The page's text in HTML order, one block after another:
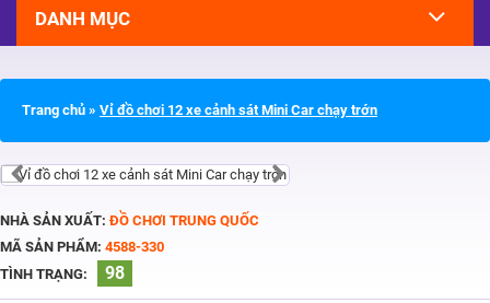
DANH MỤC
Trang chủ » Vỉ đồ chơi 12 xe cảnh sát Mini Car chạy trớn
NHÀ SẢN XUẤT: ĐỒ CHƠI TRUNG QUỐC
MÃ SẢN PHẨM: 4588-330
TÌNH TRẠNG:
98